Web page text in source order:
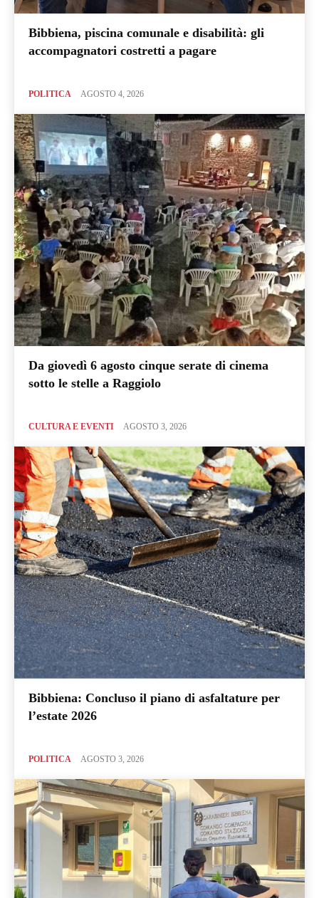
Bibbiena, piscina comunale e disabilità: gli
accompagnatori costretti a pagare
POLITICA AGOSTO 4, 2026
Da giovedì 6 agosto cinque serate di cinema
sotto le stelle a Raggiolo
CULTURA E EVENTI AGOSTO 3, 2026
Bibbiena: Concluso il piano di asfaltature per
l’estate 2026
POLITICA AGOSTO 3, 2026